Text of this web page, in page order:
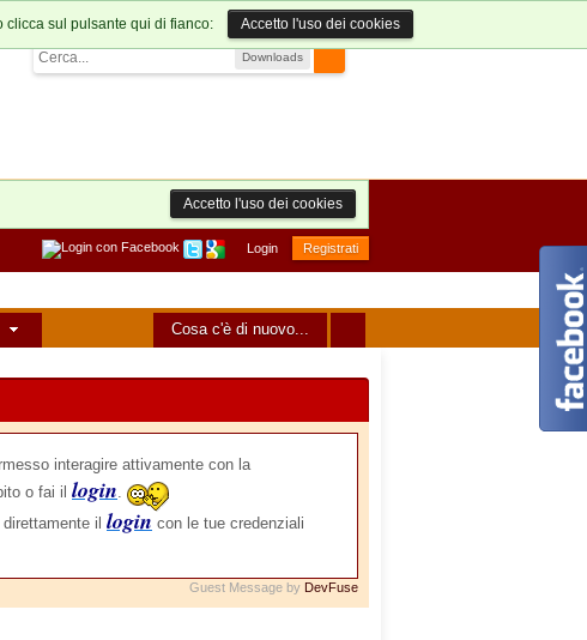
Downloads
clicca sul pulsante qui di fianco: Accetto l'uso dei cookies
Accetto l'uso dei cookies
Login Registrati
Cosa c'è di nuovo...
interagire attivamente con la
o fai il login.
il login con le tue credenziali
Guest Message by DevFuse